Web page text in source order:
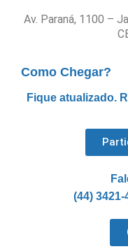
Av. Paraná, 1100 –
Como Chegar?
Fique atualizado.
(44) 3421-